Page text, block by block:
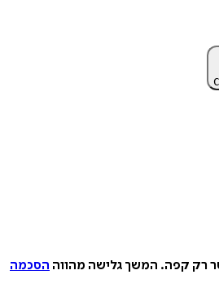
רק קפה. המשך גלישה מהווה הסכמה